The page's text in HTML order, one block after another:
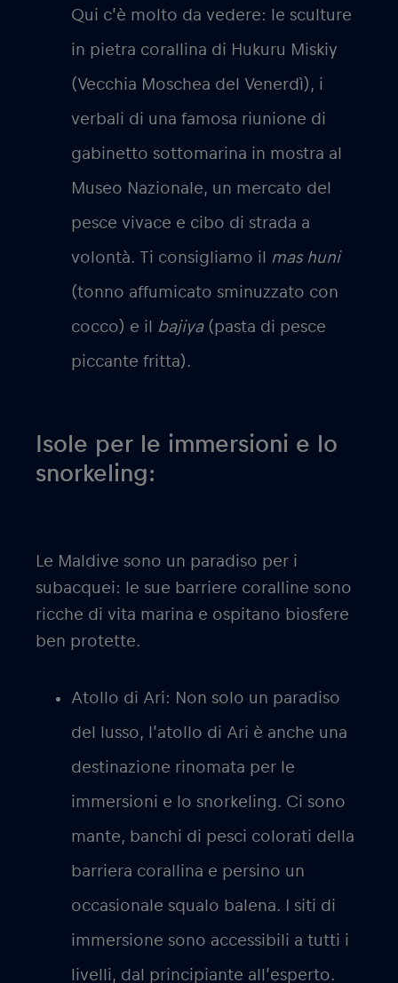
Qui c’è molto da vedere: le sculture
in pietra corallina di Hukuru Miskiy
(Vecchia Moschea del Venerdì), i
verbali di una famosa riunione di
gabinetto sottomarina in mostra al
Museo Nazionale, un mercato del
pesce vivace e cibo di strada a
volontà. Ti consigliamo il mas huni
(tonno affumicato sminuzzato con
cocco) e il bajiya(pasta di pesce
piccante fritta).
Isole per le immersioni e lo
snorkeling:
Le Maldive sono un paradiso per i
subacquei: le sue barriere coralline sono
ricche di vita marina e ospitano biosfere
ben protette.
Atollo di Ari: Non solo un paradiso
del lusso, l’atollo di Ari è anche una
destinazione rinomata per le
immersioni e lo snorkeling. Ci sono
mante, banchi di pesci colorati della
barriera corallina e persino un
occasionale squalo balena. I siti di
immersione sono accessibili a tutti i
livelli, dal principiante all’esperto.